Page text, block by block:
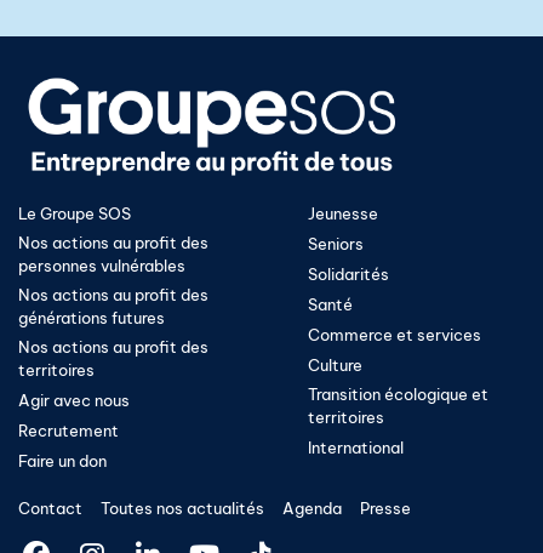
Le Groupe SOS
Nos actions au profit des
personnes vulnérables
Nos actions au profit des
générations futures
Nos actions au profit des
territoires
Agir avec nous
Recrutement
Faire un don
Jeunesse
Seniors
Solidarités
Santé
Commerce et services
Culture
Transition écologique et
territoires​
International
Contact Toutes nos actualités Agenda Presse